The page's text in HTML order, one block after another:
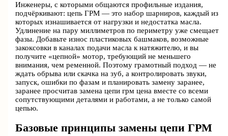
Инженеры, с которыми общаются профильные издания,
подчёркивают: цепь ГРМ — это набор шарниров, каждый из
которых изнашивается от нагрузки и недостатка масла.
Удлинение на пару миллиметров по периметру уже смещает
фазы. Добавьте износ пластиковых башмаков, возможные
закоксовки в каналах подачи масла к натяжителю, и вы
получите «цепной» мотор, требующий не меньшего
внимания, чем ременной. Поэтому грамотный подход — не
ждать обрыва или скачка на зуб, а контролировать звуки,
запуск, ошибки по фазам и планировать замену заранее,
заранее просчитав замена цепи грм цена вместе со всеми
сопутствующими деталями и работами, а не только самой
цепью.
Базовые принципы замены цепи ГРМ